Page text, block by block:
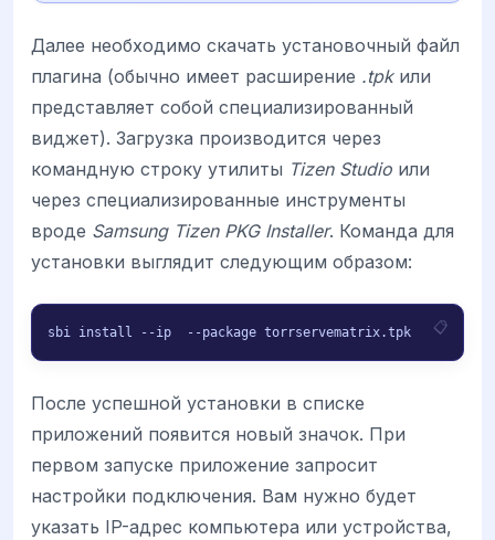
Далее необходимо скачать установочный файл
плагина (обычно имеет расширение .tpkили
представляет собой специализированный
виджет). Загрузка производится через
командную строку утилиты Tizen Studio или
через специализированные инструменты
вроде Samsung Tizen PKG Installer. Команда для
установки выглядит следующим образом:
sbi install --ip
После успешной установки в списке
приложений появится новый значок. При
первом запуске приложение запросит
настройки подключения. Вам нужно будет
указать IP-адрес компьютера или устройства,